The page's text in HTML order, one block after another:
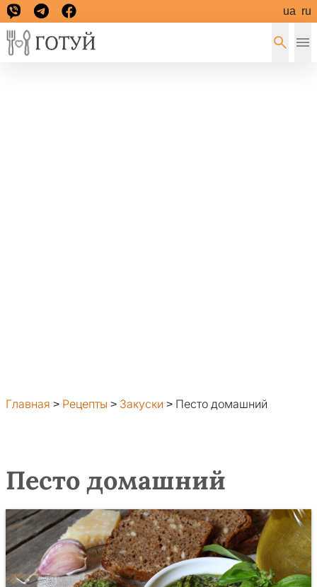
ua ru
Главная > Рецепты > Закуски > Песто домашний
Песто домашний